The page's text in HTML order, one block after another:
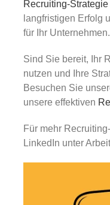
Recruiting-Strategie
langfristigen Erfolg
für Ihr Unternehmen.
Sind Sie bereit, Ihr
nutzen und Ihre
Besuchen Sie
unsere effektiven
Für mehr
LinkedIn unter